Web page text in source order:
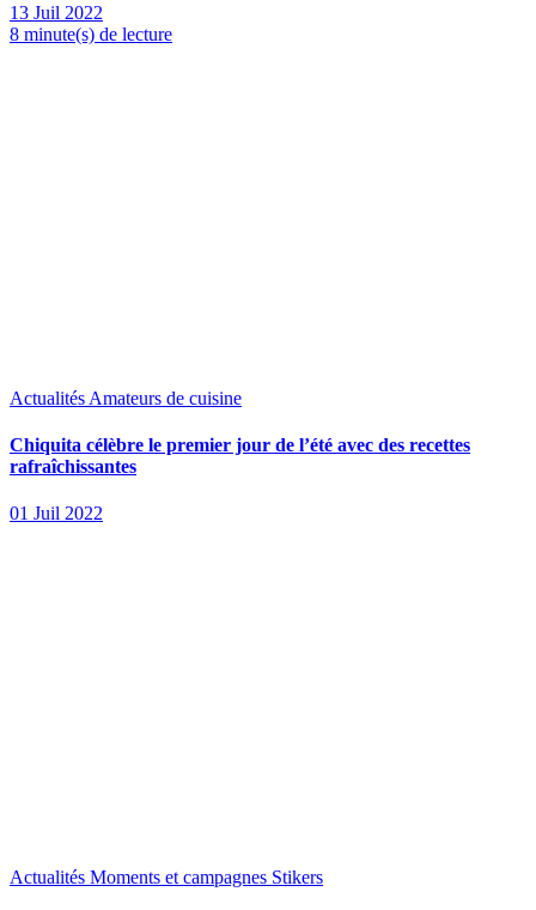
13 Juil 2022
8 minute(s) de lecture
Actualités Amateurs de cuisine
Chiquita célèbre le premier jour de l’été avec des recettes
rafraîchissantes
01 Juil 2022
Actualités Moments et campagnes Stikers